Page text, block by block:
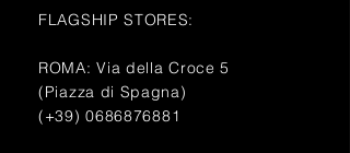
FLAGSHIP STORES:
ROMA: Via della Croce 5
(Piazza di Spagna)
(+39)0686876881